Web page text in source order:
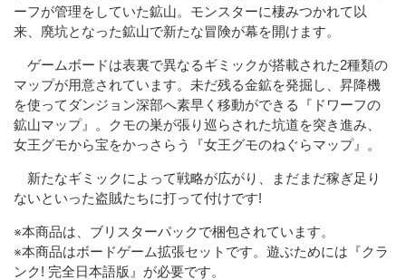
ーフが管理をしていた鉱山。モンスターに棲みつかれて以
来、廃坑となった鉱山で新たな冒険が幕を開けます。
ゲームボードは表裏で異なるギミックが搭載された2種類の
マップが用意されています。未だ残る金鉱を発掘し、昇降機
を使ってダンジョン深部へ素早く移動ができる『ドワーフの
鉱山マップ』。クモの巣が張り巡らされた坑道を突き進み、
女王グモから宝をかっさらう『女王グモのねぐらマップ』。
新たなギミックによって戦略が広がり、まだまだ稼ぎ足り
ないといった盗賊たちに打って付けです!
※本商品は、ブリスターパックで梱包されています。
※本商品はボードゲーム拡張セットです。遊ぶためには『クラ
ンク! 完全日本語版』が必要です。